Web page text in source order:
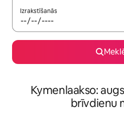
Izrakstīšanās
Kymenlaakso:
brīvdienu